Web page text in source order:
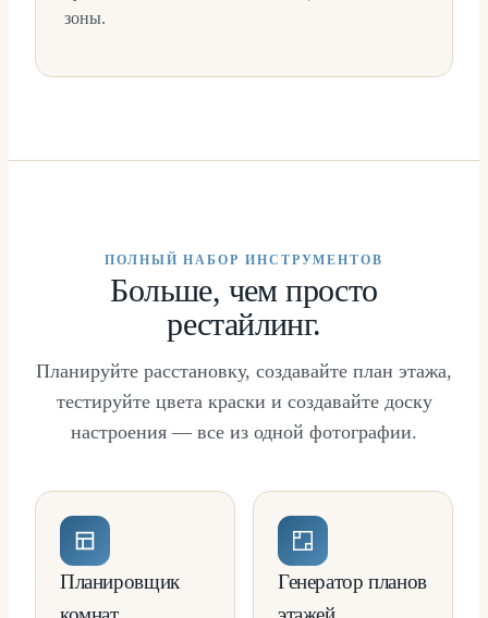
зоны.
ПОЛНЫЙ НАБОР ИНСТРУМЕНТОВ
Больше, чем просто
рестайлинг.
Планируйте расстановку, создавайте план этажа,
тестируйте цвета краски и создавайте доску
настроения — все из одной фотографии.
Планировщик
Генератор планов